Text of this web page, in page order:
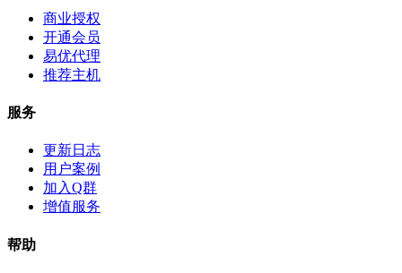
商业授权
开通会员
易优代理
推荐主机
服务
更新日志
用户案例
加入Q群
增值服务
帮助